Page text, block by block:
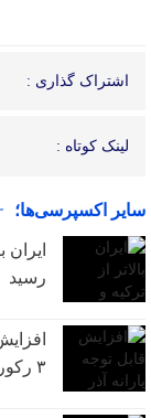
اشتراک گذاری :
لینک کوتاه :
سایر اکسپرسی‌ها؛
رسید
۳ رکورد زد